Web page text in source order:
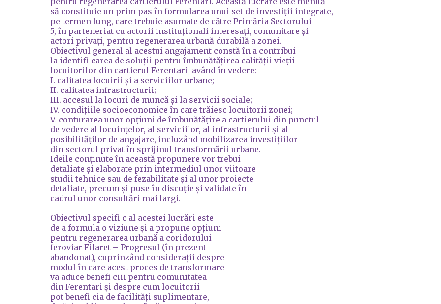
să constituie un prim pas în formularea unui set de investiții integrate,
pe termen lung, care trebuie asumate de către Primăria Sectorului
5, în parteneriat cu actorii instituționali interesați, comunitare și
actori privați, pentru regenerarea urbană durabilă a zonei.
Obiectivul general al acestui angajament constă în a contribui
la identifi carea de soluții pentru îmbunătățirea calității vieții
locuitorilor din cartierul Ferentari, având în vedere:
I. calitatea locuirii și a serviciilor urbane;
II. calitatea infrastructurii;
III. accesul la locuri de muncă și la servicii sociale;
IV. condițiile socioeconomice în care trăiesc locuitorii zonei;
V. conturarea unor opțiuni de îmbunătățire a cartierului din punctul
de vedere al locuințelor, al serviciilor, al infrastructurii și al
posibilităților de angajare, incluzând mobilizarea investițiilor
din sectorul privat în sprijinul transformării urbane.
Ideile conținute în această propunere vor trebui
detaliate și elaborate prin intermediul unor viitoare
studii tehnice sau de fezabilitate și al unor proiecte
detaliate, precum și puse în discuție și validate în
cadrul unor consultări mai largi.
Obiectivul specifi c al acestei lucrări este
de a formula o viziune și a propune opțiuni
pentru regenerarea urbană a coridorului
feroviar Filaret – Progresul (în prezent
abandonat), cuprinzând considerații despre
modul în care acest proces de transformare
va aduce benefi ciii pentru comunitatea
din Ferentari și despre cum locuitorii
pot benefi cia de facilități suplimentare,